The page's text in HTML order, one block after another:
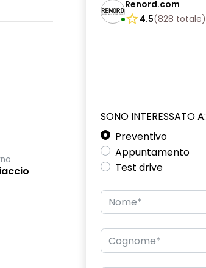
Renord.com
4.5(828 totale)
SONO INTERESSATO A:
Preventivo
Appuntamento
Test drive